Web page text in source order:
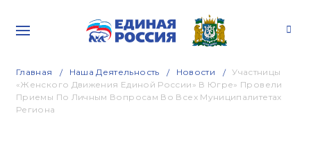
Главная Наша Деятельность Новости
Участницы
«Женского Движения Единой России» В Югре» Провели
Приемы По Личным Вопросам Во Всех Муниципалитетах
Региона